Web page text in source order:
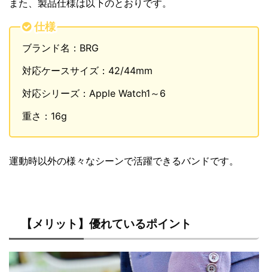
また、製品仕様は以下のとおりです。
仕様
ブランド名：BRG
対応ケースサイズ：42/44mm
対応シリーズ：Apple Watch1～6
重さ：16g
運動時以外の様々なシーンで活躍できるバンドです。
【メリット】優れているポイント